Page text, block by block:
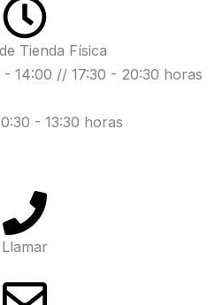
Tienda Física
- 14:00 // 17:30 - 20:30 horas
- 13:30 horas
Llamar